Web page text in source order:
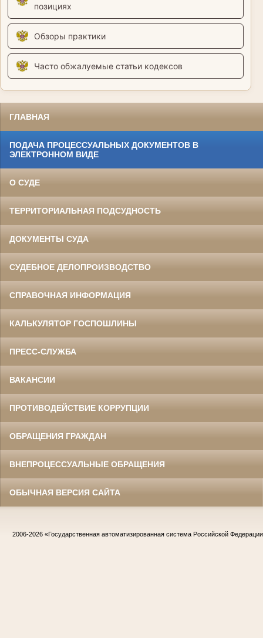
позициях
Обзоры практики
Часто обжалуемые статьи кодексов
ГЛАВНАЯ
ПОДАЧА ПРОЦЕССУАЛЬНЫХ ДОКУМЕНТОВ В
ЭЛЕКТРОННОМ ВИДЕ
О СУДЕ
ТЕРРИТОРИАЛЬНАЯ ПОДСУДНОСТЬ
ДОКУМЕНТЫ СУДА
СУДЕБНОЕ ДЕЛОПРОИЗВОДСТВО
СПРАВОЧНАЯ ИНФОРМАЦИЯ
КАЛЬКУЛЯТОР ГОСПОШЛИНЫ
ПРЕСС-СЛУЖБА
ВАКАНСИИ
ПРОТИВОДЕЙСТВИЕ КОРРУПЦИИ
ОБРАЩЕНИЯ ГРАЖДАН
ВНЕПРОЦЕССУАЛЬНЫЕ ОБРАЩЕНИЯ
ОБЫЧНАЯ ВЕРСИЯ САЙТА
2006-2026 «Государственная автоматизированная система Российской